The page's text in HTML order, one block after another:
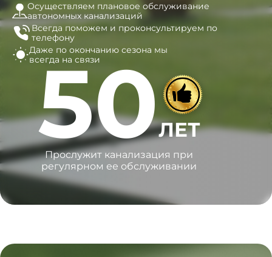
Осуществляем плановое обслуживание
автономных канализаций
Всегда поможем и проконсультируем по
телефону
Даже по окончанию сезона мы
всегда на связи
50ЛЕТ
Прослужит канализация при
регулярном ее обслуживании